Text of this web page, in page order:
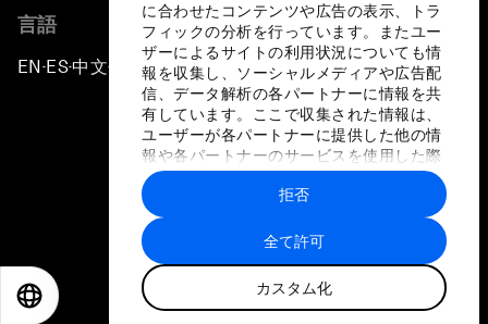
に合わせたコンテンツや広告の表示、トラ
フィックの分析を行っています。またユー
ザーによるサイトの利用状況についても情
報を収集し、ソーシャルメディアや広告配
信、データ解析の各パートナーに情報を共
有しています。ここで収集された情報は、
ユーザーが各パートナーに提供した他の情
報や各パートナーのサービスを使用した際
に収集された情報と組み合わされ、各パー
トナーによって使用されることがありま
す。
全て許可
カスタム化
拒否
言語
EN ▪ ES▪中文▪ 日本語
プライバシーポリシーと利用規約
サイトマップ
©
世界経済フォーラム